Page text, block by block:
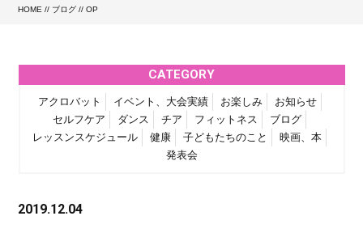
HOME // ブログ // OP
CATEGORY
アクロバット イベント、大会実績 お楽しみ
お知らせ
セルフケア
ダンス チア フィットネス
ブログ
レッスンスケジュール
健康 子どもたちのこと
映画、本
発表会
2019.12.04